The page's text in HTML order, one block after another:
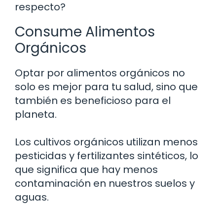
respecto?
Consume Alimentos
Orgánicos
Optar por alimentos orgánicos no
solo es mejor para tu salud, sino que
también es beneficioso para el
planeta.
Los cultivos orgánicos utilizan menos
pesticidas y fertilizantes sintéticos, lo
que significa que hay menos
contaminación en nuestros suelos y
aguas.